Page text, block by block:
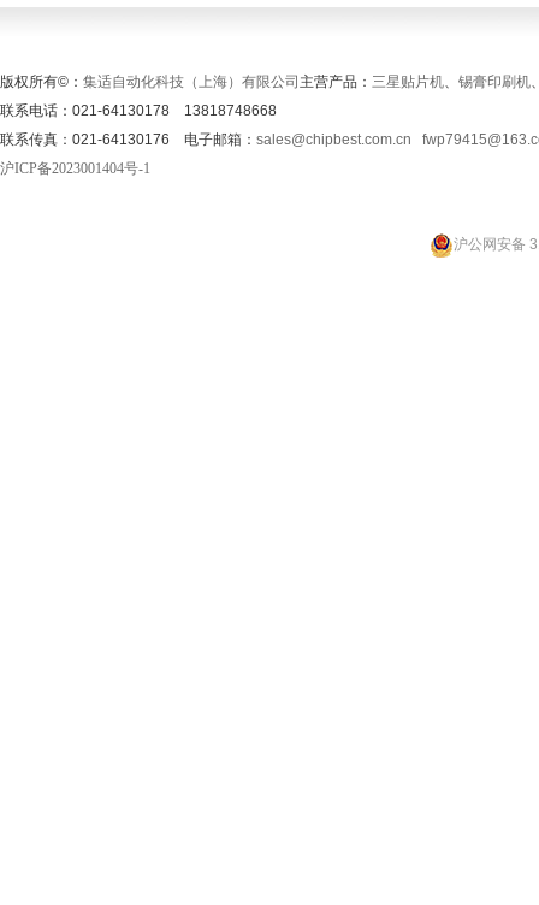
版权所有©： 集适自动化科技（上海）有限公司 主营产品： 三星贴片机、 锡膏印刷机
联系电话：021-64130178 13818748668
联系传真：021-64130176 电子邮箱： sales@chipbest.com.cn
沪ICP备2023001404号-1
沪公网安备